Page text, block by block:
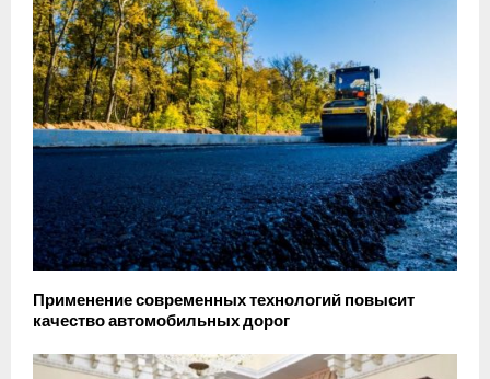
Применение современных технологий повысит
качество автомобильных дорог